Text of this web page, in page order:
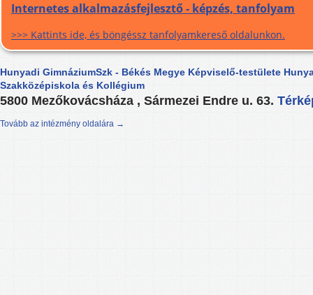
Internetes alkalmazásfejlesztő - képzés, tanfolyam
>>> Kattints ide, és böngéssz tanfolyamkereső oldalunkon.
Hunyadi GimnáziumSzk - Békés Megye Képviselő-testülete
Szakközépiskola és Kollégium
5800 Mezőkovácsháza , Sármezei Endre u. 63.
Tovább az intézmény oldalára →